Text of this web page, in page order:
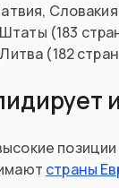
(183
(182
страны